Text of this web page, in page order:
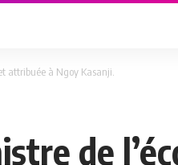
attribuée à Ngoy Kasanji.
de